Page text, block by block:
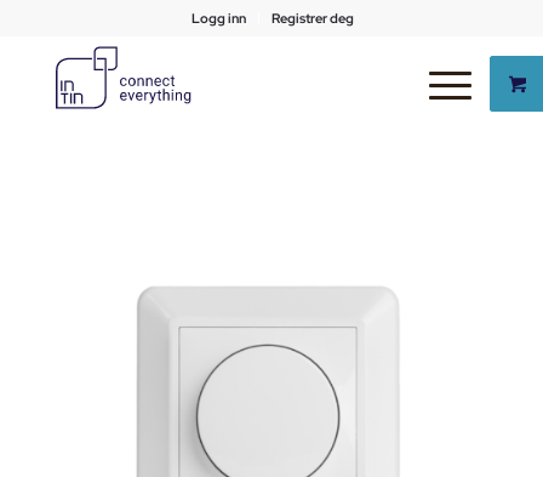
Logg inn Registrer deg